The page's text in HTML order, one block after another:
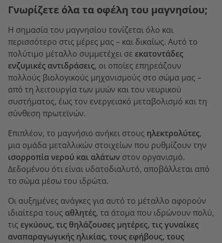
Γνωρίζετε όλα τα οφέλη του μαγνησίου;
Η σημασία του μαγνησίου τονίζεται όλο και
περισσότερο στις μέρες μας – και δικαίως. Αυτό το
πολύτιμο μέταλλο συμμετέχει σε εκατοντάδες
ενζυμικές αντιδράσεις, οι οποίες επηρεάζουν
πολλούς βιολογικούς μηχανισμούς στο σώμα μας –
από τη λειτουργία των μυών και του νευρικού
συστήματος, έως τον ενεργειακό μεταβολισμό και τη
σύνθεση πρωτεϊνών.
Επιπλέον, το μαγνήσιο ανήκει στους ηλεκτρολύτες,
μια ομάδα μεταλλικών στοιχείων που ρυθμίζουν την
ισορροπία νερού και αλάτων στον οργανισμό.
Δεδομένου ότι είναι υδατοδιαλυτό, αποβάλλεται από
το σώμα μέσω του ιδρώτα.
Οι αυξημένες ανάγκες για αυτό το μέταλλο αφορούν
ιδιαίτερα τους αθλητές, τα άτομα που ιδρώνουν πολύ,
τις εγκύους, τις θηλάζουσες μητέρες, τις γυναίκες
αναπαραγωγικής ηλικίας, τους εφήβους, τους